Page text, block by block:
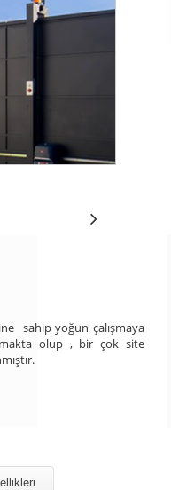
sahip yoğun çalışmaya
olup , bir çok site